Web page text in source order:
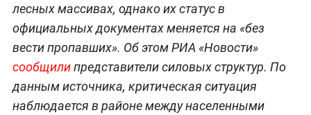
лесных массивах, однако их статус в
официальных документах меняется на «без
вести пропавших». Об этом РИА «Новости»
сообщилипредставители силовых структур. По
данным источника, критическая ситуация
наблюдается в районе между населенными